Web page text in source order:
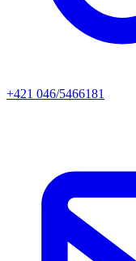
+421 046/5466181